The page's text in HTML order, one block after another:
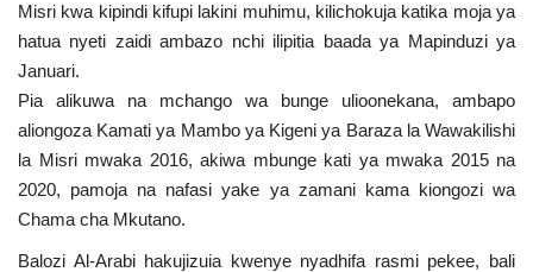
Misri kwa kipindi kifupi lakini muhimu, kilichokuja katika moja ya
hatua nyeti zaidi ambazo nchi ilipitia baada ya Mapinduzi ya
Januari.
Pia alikuwa na mchango wa bunge ulioonekana, ambapo
aliongoza Kamati ya Mambo ya Kigeni ya Baraza la Wawakilishi
la Misri mwaka 2016, akiwa mbunge kati ya mwaka 2015 na
2020, pamoja na nafasi yake ya zamani kama kiongozi wa
Chama cha Mkutano.
Balozi Al-Arabi hakujizuia kwenye nyadhifa rasmi pekee, bali